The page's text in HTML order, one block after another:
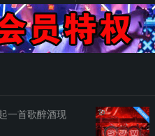
一首歌醉酒现